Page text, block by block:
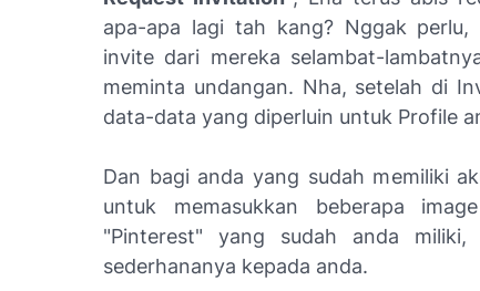
apa-apa lagi tah kang? Nggak
invite dari mereka selambat-
meminta undangan. Nha, setelah di
data-data yang diperluin untuk Profile
Dan bagi anda yang sudah memiliki
untuk memasukkan beberapa
"Pinterest" yang sudah anda
sederhananya kepada anda.